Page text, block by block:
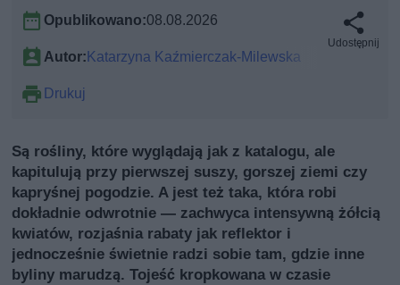
Opublikowano:08.08.2026
Autor: Katarzyna Kaźmierczak-Milewska
Drukuj
Udostępnij
Są rośliny, które wyglądają jak z katalogu, ale
kapitulują przy pierwszej suszy, gorszej ziemi czy
kapryśnej pogodzie. A jest też taka, która robi
dokładnie odwrotnie — zachwyca intensywną żółcią
kwiatów, rozjaśnia rabaty jak reflektor i
jednocześnie świetnie radzi sobie tam, gdzie inne
byliny marudzą. Tojeść kropkowana w czasie